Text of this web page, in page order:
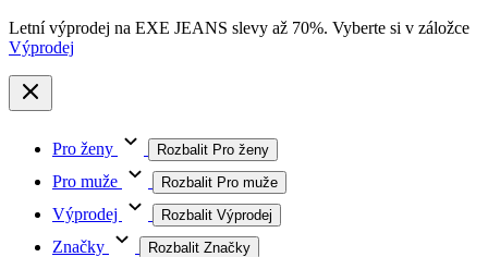
Letní výprodej na EXE JEANS slevy až 70%. Vyberte si v záložce
Výprodej
Pro ženy Rozbalit Pro ženy
Pro muže Rozbalit Pro muže
Výprodej Rozbalit Výprodej
Značky Rozbalit Značky